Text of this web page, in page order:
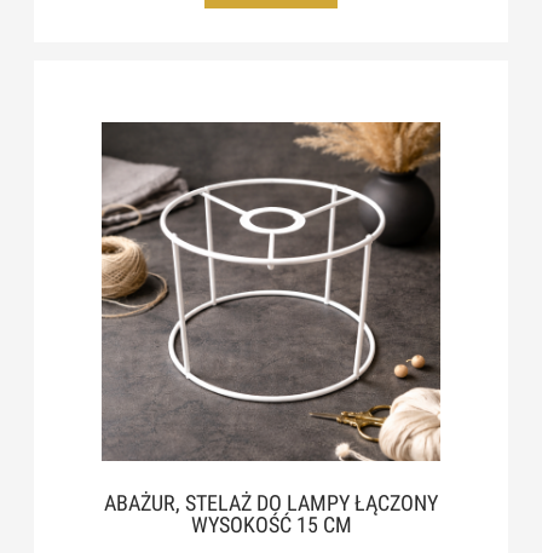
ABAŻUR, STELAŻ DO LAMPY ŁĄCZONY
WYSOKOŚĆ 15 CM